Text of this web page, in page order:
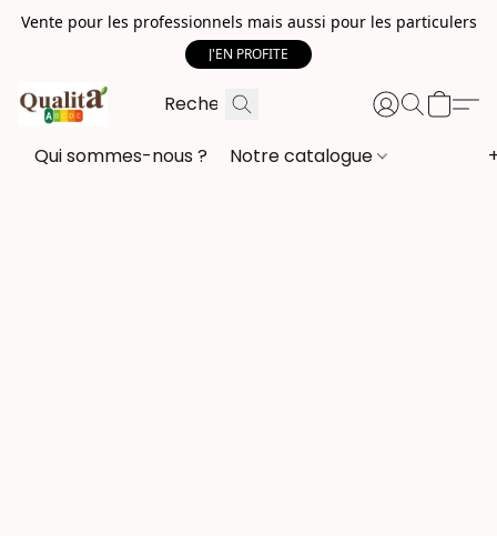
Vente pour les professionnels mais aussi pour les particulers
J'EN PROFITE
Qui sommes-nous ? Notre catalogue